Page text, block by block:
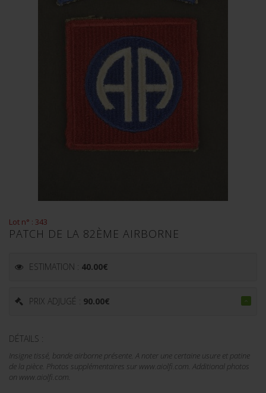
Lot n° : 343
PATCH DE LA 82ÈME AIRBORNE
ESTIMATION : 40.00€
PRIX ADJUGÉ : 90.00€
DÉTAILS :
Insigne tissé, bande airborne présente. A noter une certaine usure et patine
de la pièce. Photos supplémentaires sur www.aiolfi.com. Additional photos
on www.aiolfi.com.